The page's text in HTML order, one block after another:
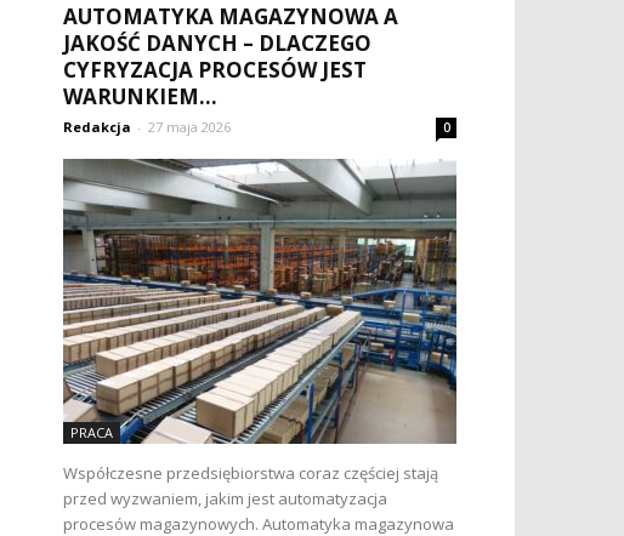
AUTOMATYKA MAGAZYNOWA A
JAKOŚĆ DANYCH – DLACZEGO
CYFRYZACJA PROCESÓW JEST
WARUNKIEM...
Redakcja - 27 maja 2026 0
PRACA
Współczesne przedsiębiorstwa coraz częściej stają
przed wyzwaniem, jakim jest automatyzacja
procesów magazynowych. Automatyka magazynowa